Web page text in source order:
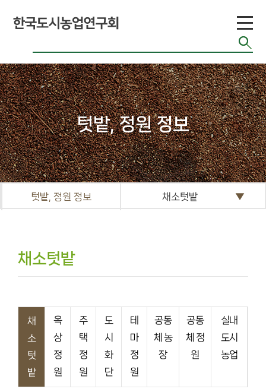
니
공지게시판
도시농업 관련단
체 자료
기타자료실
FAQ
텃밭, 정원 정보
텃밭, 정원 정보 채소텃밭
채소텃밭
채
소
텃
밭
옥
상
정
원
주
택
정
원
도
시
화
단
테
마
정
원
공동
체 농
장
공동
체 정
원
실내
도시
농업